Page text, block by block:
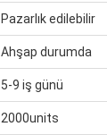
Pazarlık edilebilir
Ahşap durumda
5-9 iş günü
2000units